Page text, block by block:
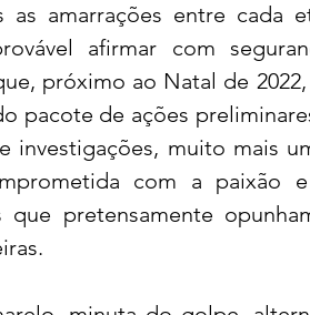
as amarrações entre cada
afirmar com
próximo ao Natal de
pacote de ações
investigações, muito mais
com a paixão
que pretensamente